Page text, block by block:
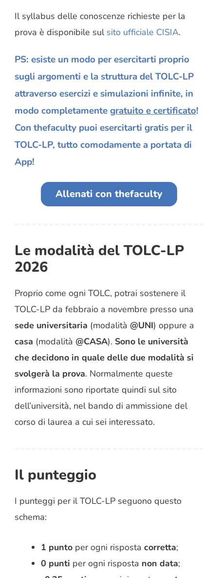
Il syllabus delle conoscenze richieste per la
prova è disponibile sul sito ufficiale CISIA.
PS: esiste un modo per esercitarti proprio
sugli argomenti e la struttura del TOLC-LP
attraverso esercizi e simulazioni infinite, in
modo completamentegratuito e certificato!
Con thefaculty puoi esercitarti gratis per il
TOLC-LP, tutto comodamente a portata di
App!
Allenati con thefaculty
Le modalità del TOLC-LP
2026
Proprio come ogni TOLC, potrai sostenere il
TOLC-LP da febbraio a novembre presso una
sede universitaria (modalità @UNI) oppure a
casa (modalità @CASA). Sono le università
che decidono in quale delle due modalità si
svolgerà la prova. Normalmente queste
informazioni sono riportate quindi sul sito
dell’università, nel bando di ammissione del
corso di laurea a cui sei interessato.
Il punteggio
I punteggi per il TOLC-LP seguono questo
schema:
1 punto per ogni risposta corretta;
0 punti per ogni risposta non data;